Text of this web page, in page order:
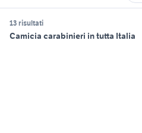
13 risultati
Camicia carabinieri in tutta Italia